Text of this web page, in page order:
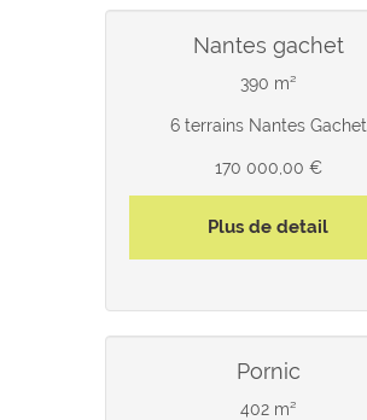
nantes gachet
390 m²
6 terrains Nantes Gachet
170 000,00 €
Plus de detail
pornic
402 m²